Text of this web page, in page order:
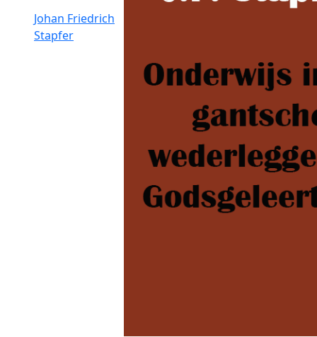
Johan Friedrich
Stapfer